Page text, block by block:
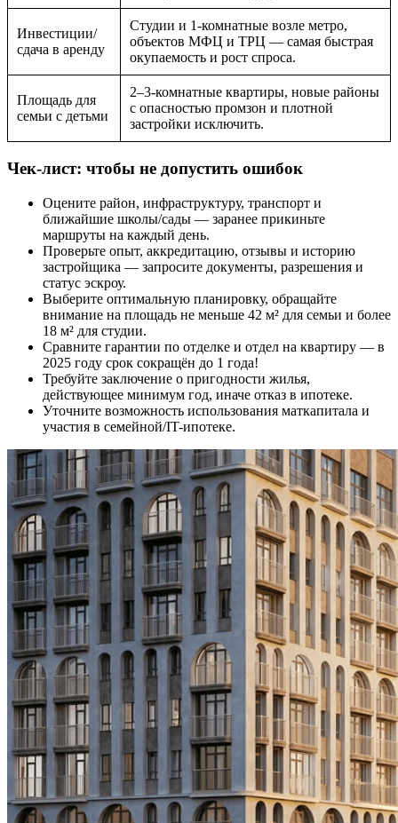
Инвестиции/
сдача в аренду
Студии и 1-комнатные возле метро,
объектов МФЦ и ТРЦ — самая быстрая
окупаемость и рост спроса.
Площадь для
семьи с детьми
2–3-комнатные квартиры, новые районы
с опасностью промзон и плотной
застройки исключить.
Чек-лист: чтобы не допустить ошибок
Оцените район, инфраструктуру, транспорт и
ближайшие школы/сады — заранее прикиньте
маршруты на каждый день.
Проверьте опыт, аккредитацию, отзывы и историю
застройщика — запросите документы, разрешения и
статус эскроу.
Выберите оптимальную планировку, обращайте
внимание на площадь не меньше 42 м² для семьи и более
18 м² для студии.
Сравните гарантии по отделке и отдел на квартиру — в
2025 году срок сокращён до 1 года!
Требуйте заключение о пригодности жилья,
действующее минимум год, иначе отказ в ипотеке.
Уточните возможность использования маткапитала и
участия в семейной/IT-ипотеке.